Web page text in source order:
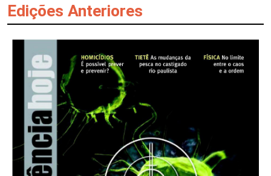
Edições Anteriores